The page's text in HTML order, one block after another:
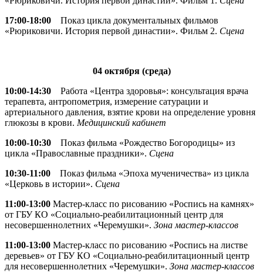
17:00-18:00 Показ цикла документальных фильмов
«Рюриковичи. История первой династии». Фильм 2. Сцена
04 октября (среда)
10:00-14:30 Работа «Центра здоровья»: консультация врача
терапевта, антропометрия, измерение сатурации и
артериального давления, взятие крови на определение уровня
глюкозы в крови. Медицинский кабинет
10:00-10:30 Показ фильма «Рождество Богородицы» из
цикла «Православные праздники». Сцена
10:30-11:00 Показ фильма «Эпоха мученичества» из цикла
«Церковь в истории». Сцена
11:00-13:00 Мастер-класс по рисованию «Роспись на камнях»
от ГБУ КО «Социально-реабилитационный центр для
несовершеннолетних «Черемушки». Зона мастер-классов
11:00-13:00 Мастер-класс по рисованию «Роспись на листве
деревьев» от ГБУ КО «Социально-реабилитационный центр
для несовершеннолетних «Черемушки». Зона мастер-классов